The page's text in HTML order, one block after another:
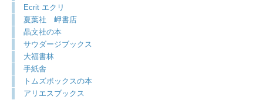
Ecrit エクリ
夏葉社 岬書店
晶文社の本
サウダージブックス
大福書林
手紙舎
トムズボックスの本
アリエスブックス